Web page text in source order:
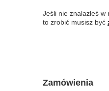
Jeśli nie znalazłeś
to zrobić musisz być
Zamówienia